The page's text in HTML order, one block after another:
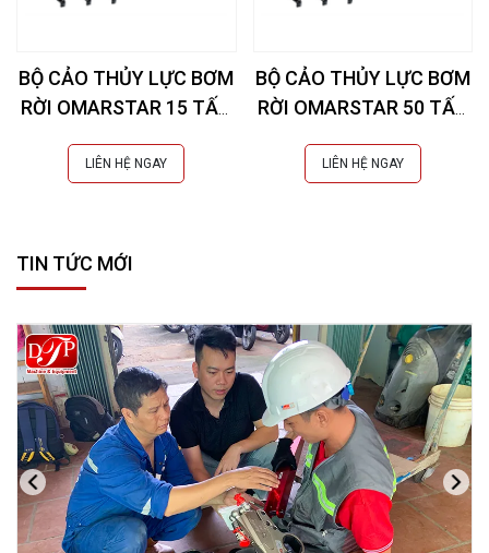
BỘ CẢO THỦY LỰC BƠM
RỜI OMARSTAR 15 TẤN
LIÊN HỆ NGAY
BỘ CẢO THỦY LỰC BƠM
RỜI OMARSTAR 50 TẤN
LIÊN HỆ NGAY
TIN TỨC MỚI